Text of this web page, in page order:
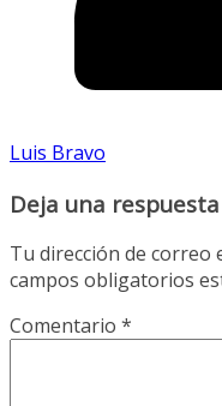
Luis Bravo
Deja una respuesta
Tu dirección de correo
campos obligatorios
Comentario *